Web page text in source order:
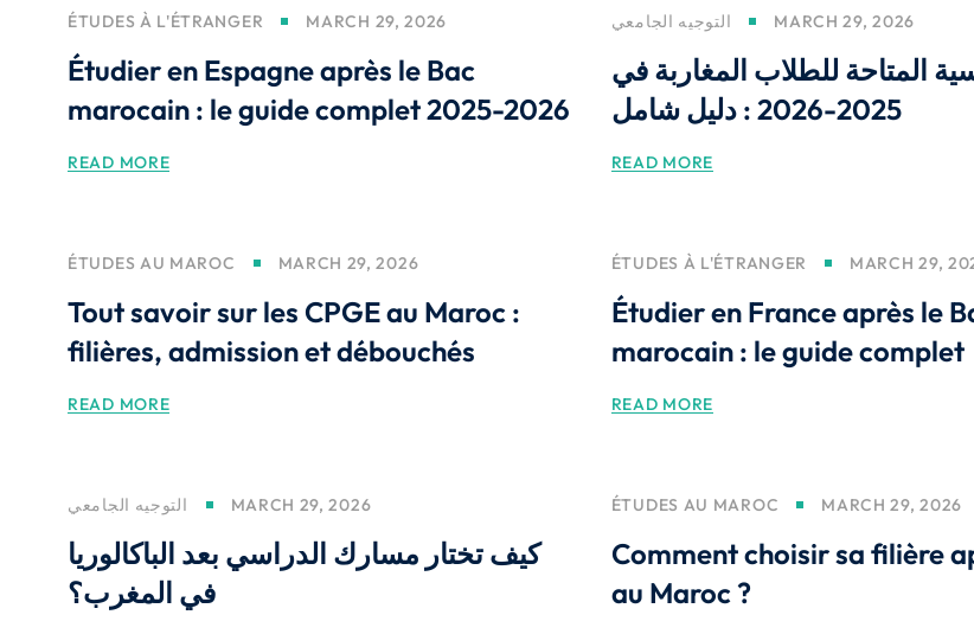
ÉTUDES À L'ÉTRANGER MARCH 29, 2026
Étudier en Espagne après le Bac
marocain : le guide complet 2025-2026
READ MORE
التوجيه الجامعي MARCH 29, 2026
المتاحة للطلاب المغاربة في
2025-2026 : دليل شامل
READ MORE
ÉTUDES AU MAROC MARCH 29, 2026
Tout savoir sur les CPGE au Maroc :
filières, admission et débouchés
READ MORE
ÉTUDES À L'ÉTRANGER MARCH 29,
Étudier en France après le
marocain : le guide complet
READ MORE
التوجيه الجامعي MARCH 29, 2026
كيف تختار مسارك الدراسي بعد الباكالوريا
في المغرب؟
ÉTUDES AU MAROC MARCH 29, 2026
Comment choisir sa filière
au Maroc ?